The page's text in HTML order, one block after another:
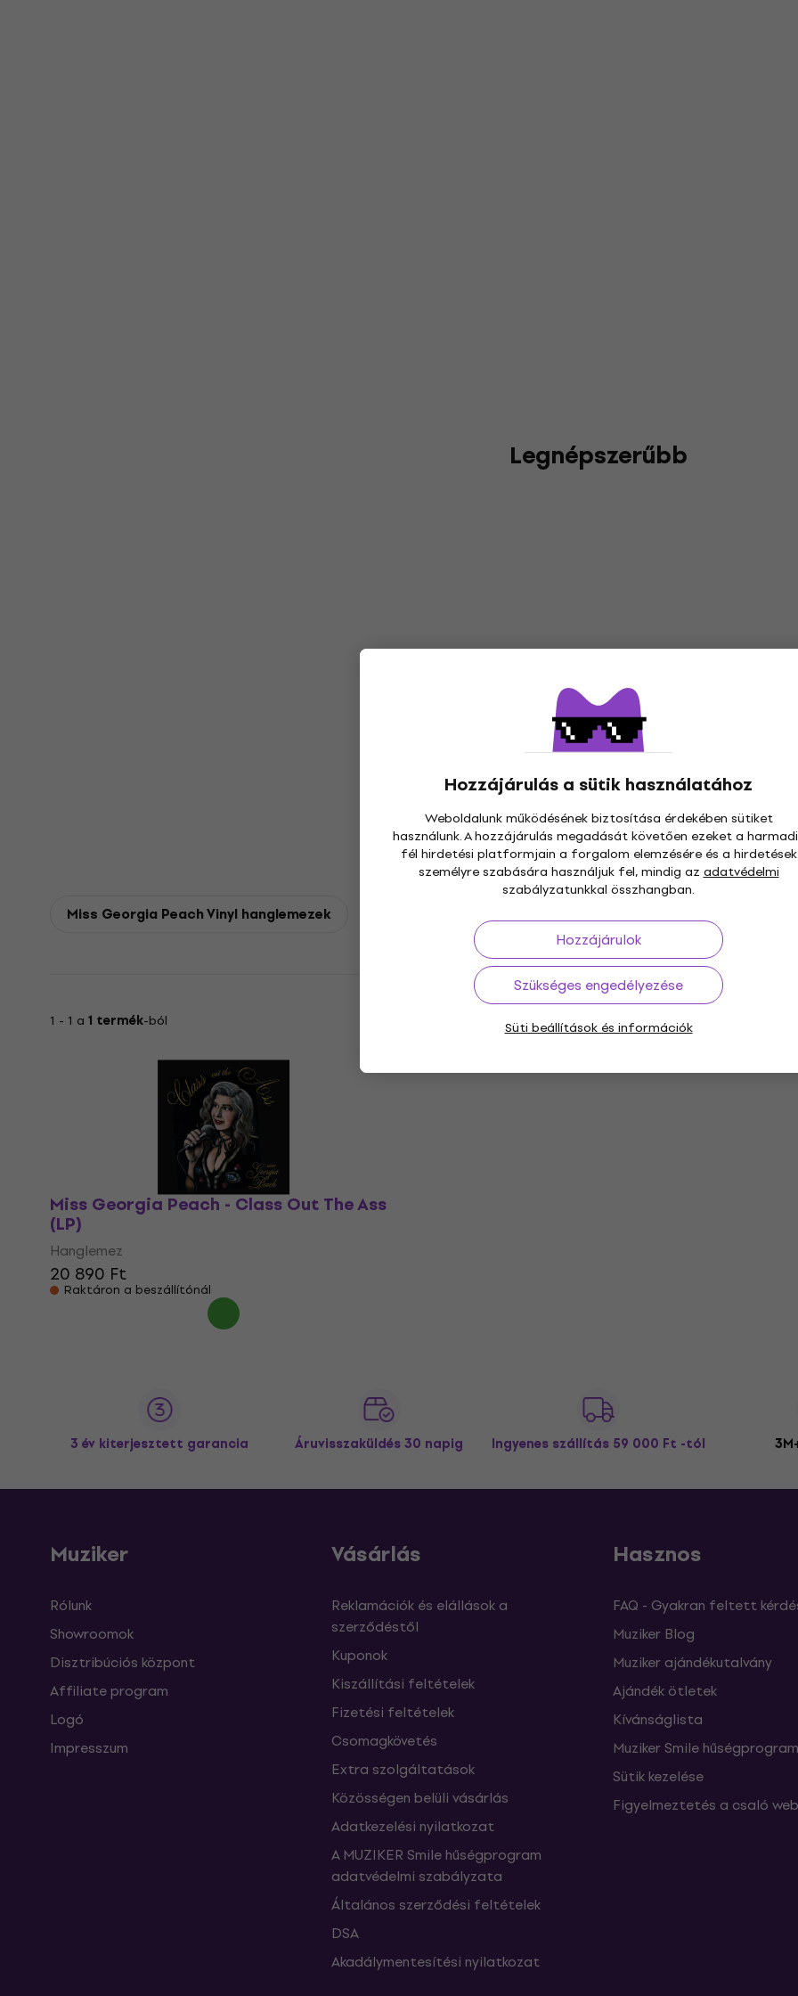
Hozzájárulás a sütik használatához
Weboldalunk működésének biztosítása érdekében sütiket
használunk. A hozzájárulás megadását követően ezeket a
fél hirdetési platformjain a forgalom elemzésére és a hirdetések
személyre szabására használjuk fel, mindig azadatvédelmi
szabályzatunkkal összhangban.
Hozzájárulok
Szükséges engedélyezése
Süti beállítások és információk
Legnépszerűbb
Miss Georgia Peach Vinyl hanglemezek
1 - 1 a 1 termék-ból
Miss Georgia Peach - Class Out The Ass
(LP)
Hanglemez
20 890 Ft
Raktáron a beszállítónál
3 év kiterjesztett garancia Áruvisszaküldés 30 napig Ingyenes szállítás 59 000 Ft -tól
Muziker
Rólunk
Showroomok
Disztribúciós központ
Affiliate program
Logó
Impresszum
Vásárlás
Reklamációk és elállások a
szerződéstől
Kuponok
Kiszállítási feltételek
Fizetési feltételek
Csomagkövetés
Extra szolgáltatások
Közösségen belüli vásárlás
Adatkezelési nyilatkozat
A MUZIKER Smile hűségprogram
adatvédelmi szabályzata
Általános szerződési feltételek
DSA
Akadálymentesítési nyilatkozat
Hasznos
FAQ - Gyakran feltett
Muziker Blog
Muziker ajándékutalvány
Ajándék ötletek
Kívánságlista
Muziker Smile hűségprogram
Sütik kezelése
Figyelmeztetés a csaló